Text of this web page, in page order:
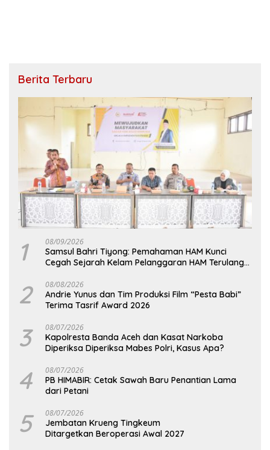
Berita Terbaru
1 08/09/2026
Samsul Bahri Tiyong: Pemahaman HAM Kunci
Cegah Sejarah Kelam Pelanggaran HAM Terulang
2 08/08/2026
Andrie Yunus dan Tim Produksi Film “Pesta Babi”
Terima Tasrif Award 2026
3 08/07/2026
Kapolresta Banda Aceh dan Kasat Narkoba
Diperiksa Diperiksa Mabes Polri, Kasus Apa?
4 08/07/2026
PB HIMABIR: Cetak Sawah Baru Penantian Lama
dari Petani
5 08/07/2026
Jembatan Krueng Tingkeum
Ditargetkan Beroperasi Awal 2027